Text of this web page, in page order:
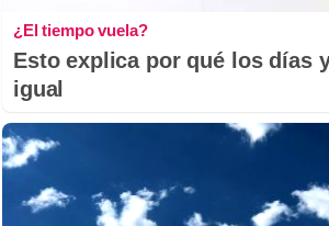
¿El tiempo vuela?
Esto explica por qué los días
igual